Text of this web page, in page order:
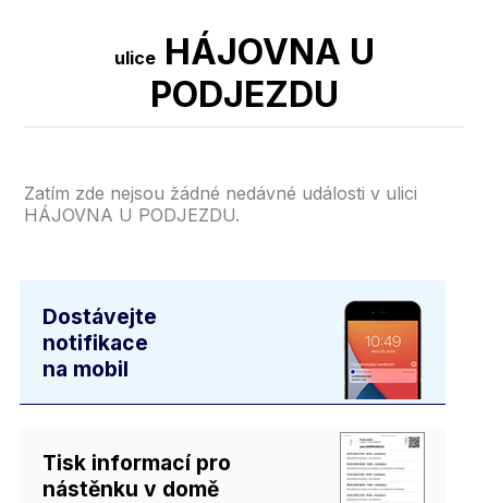
uliceHÁJOVNA U
PODJEZDU
Zatím zde nejsou žádné nedávné události v ulici
HÁJOVNA U PODJEZDU.
Dostávejte
notifikace
na mobil
Tisk informací pro
nástěnku v domě